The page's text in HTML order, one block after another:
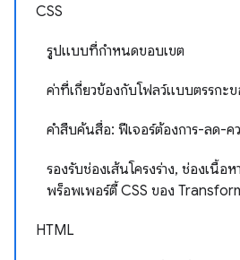
CSS
รูปแบบที่กำหนดขอบเขต
ค่าที่เกี่ยวข้องกับโฟลว์แบบตรรกะข
คำสืบค้นสื่อ: ฟีเจอร์ต้องการ-ลด-ค
รองรับช่องเส้นโครงร่าง, ช่องเนื้อ
พร็อพเพอร์ตี้ CSS ของ
HTML